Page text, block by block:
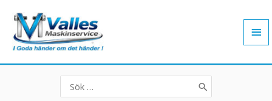
innehåll
Search
for: